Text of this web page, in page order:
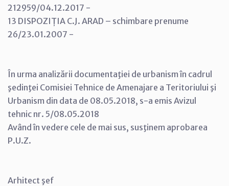
212959/04.12.2017 -
13 DISPOZIȚIA C.J. ARAD – schimbare prenume
26/23.01.2007 -
În urma analizării documentaţiei de urbanism în cadrul
şedinţei Comisiei Tehnice de Amenajare a Teritoriului şi
Urbanism din data de 08.05.2018, s-a emis Avizul
tehnic nr. 5/08.05.2018
Având în vedere cele de mai sus, susţinem aprobarea
P.U.Z.
Arhitect şef